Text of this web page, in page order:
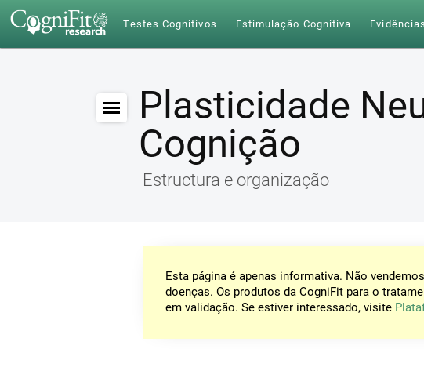
Testes Cognitivos Estimulação Cognitiva
Plasticidade
Cognição
Estructura e organização
Esta página é apenas informativa. Não
doenças. Os produtos da CogniFit para o
em validação. Se estiver interessado, visite